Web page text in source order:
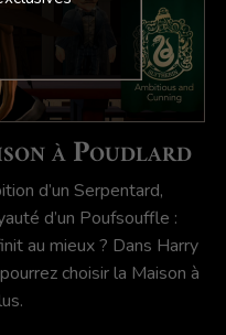
nouvelle
à Poudlard
d’un Serpentard,
d’un Poufsouffle :
au mieux ? Dans Harry
choisir la Maison à